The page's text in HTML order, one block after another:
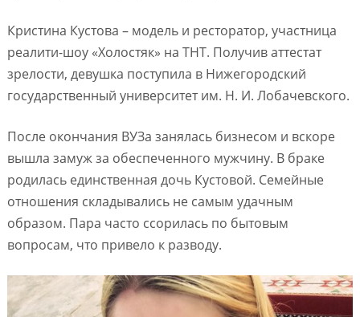
Кристина Кустова – модель и ресторатор, участница
реалити-шоу «Холостяк» на ТНТ. Получив аттестат
зрелости, девушка поступила в Нижегородский
государственный университет им. Н. И. Лобачевского.
После окончания ВУЗа занялась бизнесом и вскоре
вышла замуж за обеспеченного мужчину. В браке
родилась единственная дочь Кустовой. Семейные
отношения складывались не самым удачным
образом. Пара часто ссорилась по бытовым
вопросам, что привело к разводу.